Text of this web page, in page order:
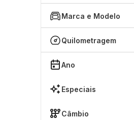
Marca e Modelo
Quilometragem
Ano
Especiais
Câmbio